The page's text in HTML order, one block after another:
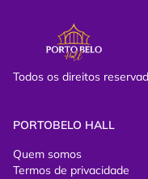
qualquer pessoa pode
INGRESSO DE MEIA
completos
Todos os direitos
PORTOBELO HALL
Quem somos
Termos de privacidade